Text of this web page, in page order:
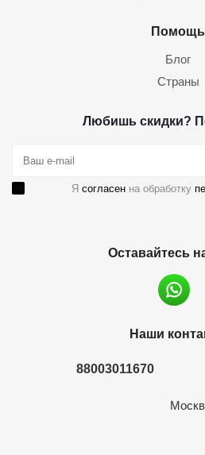
Помощь
Блог
Страны
Любишь скидки?
Я согласен на обработку
Оставайтесь
Наши
88003011670